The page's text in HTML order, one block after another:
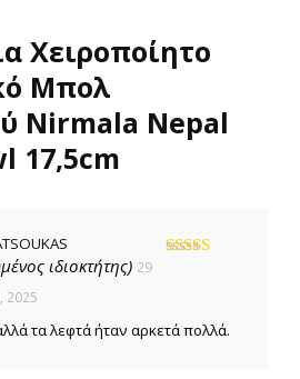
Χειροποίητο
Μπολ
Nirmala Nepal
17,5cm
ιδιοκτήτης) 29
2025
τα λεφτά ήταν αρκετά πολλά.